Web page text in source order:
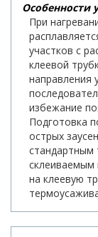
Особенности
При
участков с
клеевой
направления
избежание
Подготовка
острых
склеиваемым
на клеевую